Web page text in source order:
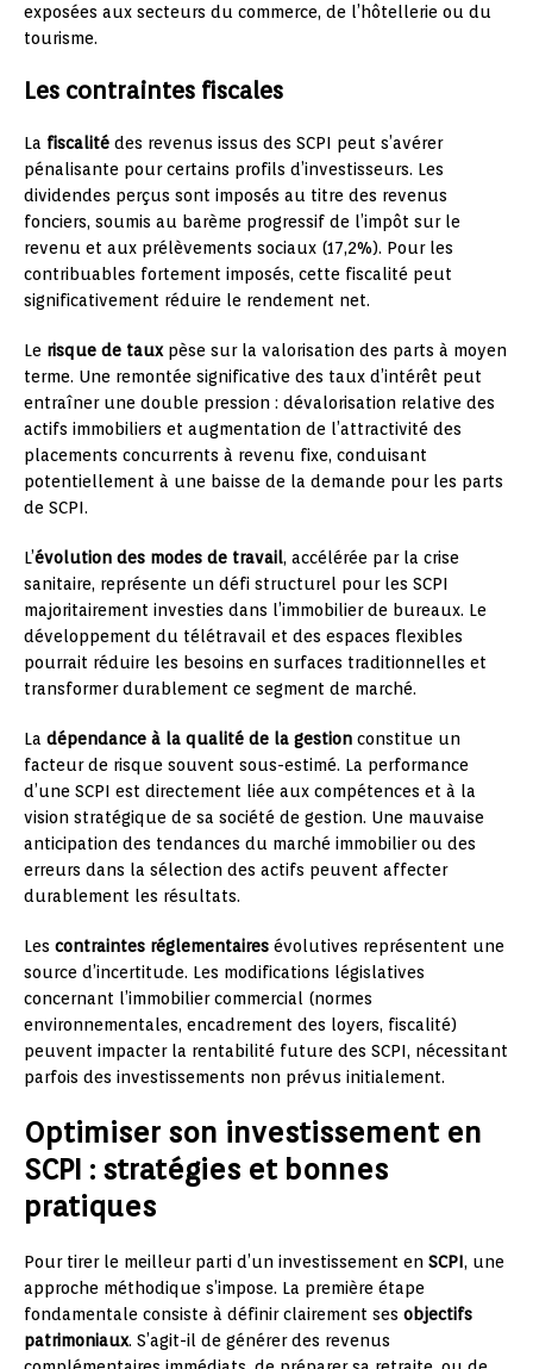
exposées aux secteurs du commerce, de l’hôtellerie ou du
tourisme.
Les contraintes fiscales
La fiscalité des revenus issus des SCPI peut s’avérer
pénalisante pour certains profils d’investisseurs. Les
dividendes perçus sont imposés au titre des revenus
fonciers, soumis au barème progressif de l’impôt sur le
revenu et aux prélèvements sociaux (17,2%). Pour les
contribuables fortement imposés, cette fiscalité peut
significativement réduire le rendement net.
Le risque de tauxpèse sur la valorisation des parts à moyen
terme. Une remontée significative des taux d’intérêt peut
entraîner une double pression : dévalorisation relative des
actifs immobiliers et augmentation de l’attractivité des
placements concurrents à revenu fixe, conduisant
potentiellement à une baisse de la demande pour les parts
de SCPI.
L’évolution des modes de travail, accélérée par la crise
sanitaire, représente un défi structurel pour les SCPI
majoritairement investies dans l’immobilier de bureaux. Le
développement du télétravail et des espaces flexibles
pourrait réduire les besoins en surfaces traditionnelles et
transformer durablement ce segment de marché.
La dépendance à la qualité de la gestion constitue un
facteur de risque souvent sous-estimé. La performance
d’une SCPI est directement liée aux compétences et à la
vision stratégique de sa société de gestion. Une mauvaise
anticipation des tendances du marché immobilier ou des
erreurs dans la sélection des actifs peuvent affecter
durablement les résultats.
Les contraintes réglementaires évolutives représentent une
source d’incertitude. Les modifications législatives
concernant l’immobilier commercial (normes
environnementales, encadrement des loyers, fiscalité)
peuvent impacter la rentabilité future des SCPI, nécessitant
parfois des investissements non prévus initialement.
Optimiser son investissement en
SCPI : stratégies et bonnes
pratiques
Pour tirer le meilleur parti d’un investissement en SCPI, une
approche méthodique s’impose. La première étape
fondamentale consiste à définir clairement ses objectifs
patrimoniaux. S’agit-il de générer des revenus